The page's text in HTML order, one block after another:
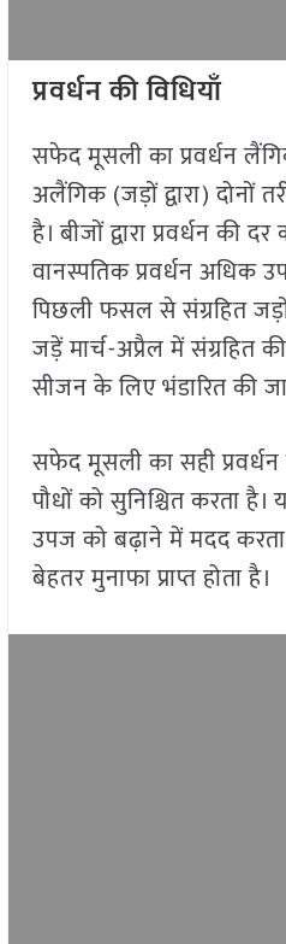
प्रवर्धन की विधियाँ
सफेद मूसली का प्रवर्धन
अलैंगिक (जड़ों द्वारा) दोनों
है। बीजों द्वारा प्रवर्धन की
वानस्पतिक प्रवर्धन अधिक
पिछली फसल से संग्रहित जड़ों
जड़ें मार्च-अप्रैल में संग्रहित
सीजन के लिए भंडारित की
सफेद मूसली का सही
पौधों को सुनिश्चित करता
उपज को बढ़ाने में मदद
बेहतर मुनाफा प्राप्त होता है।